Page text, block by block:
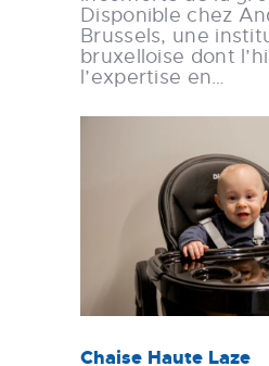
Disponible chez
Brussels, une
bruxelloise dont
l’expertise en…
Chaise Haute Laze